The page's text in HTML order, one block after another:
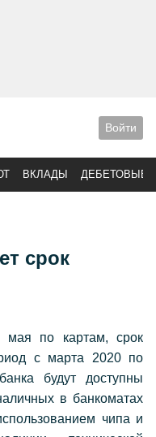
Войти
ВКЛАДЫ ДЕБЕТОВЫЕ
срок
мая по картам, срок
с марта 2020 по
будут доступны
в банкоматах
чипа и